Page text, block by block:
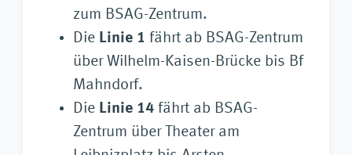
zum BSAG-Zentrum.
Die Linie 1 fährt ab BSAG-Zentrum
über Wilhelm-Kaisen-Brücke bis Bf
Mahndorf.
Die Linie 14 fährt ab BSAG-
Zentrum über Theater am